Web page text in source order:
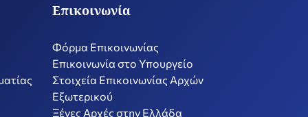
Επικοινωνία
Φόρμα Επικοινωνίας
Επικοινωνία στο Υπουργείο
Στοιχεία Επικοινωνίας Αρχών
Εξωτερικού
Ξένες Αρχές στην Ελλάδα